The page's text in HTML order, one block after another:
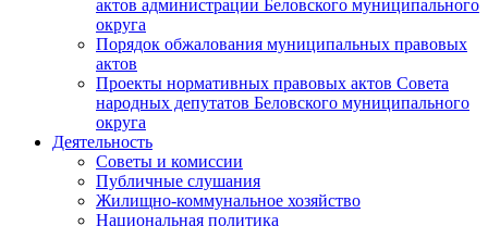
актов администрации Беловского муниципального
округа
Порядок обжалования муниципальных правовых
актов
Проекты нормативных правовых актов Совета
народных депутатов Беловского муниципального
округа
Деятельность
Советы и комиссии
Публичные слушания
Жилищно-коммунальное хозяйство
Национальная политика